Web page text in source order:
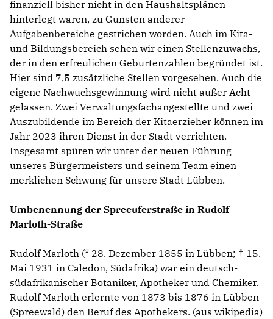
finanziell bisher nicht in den Haushaltsplänen
hinterlegt waren, zu Gunsten anderer
Aufgabenbereiche gestrichen worden. Auch im Kita-
und Bildungsbereich sehen wir einen Stellenzuwachs,
der in den erfreulichen Geburtenzahlen begründet ist.
Hier sind 7,5 zusätzliche Stellen vorgesehen. Auch die
eigene Nachwuchsgewinnung wird nicht außer Acht
gelassen. Zwei Verwaltungsfachangestellte und zwei
Auszubildende im Bereich der Kitaerzieher können im
Jahr 2023 ihren Dienst in der Stadt verrichten.
Insgesamt spüren wir unter der neuen Führung
unseres Bürgermeisters und seinem Team einen
merklichen Schwung für unsere Stadt Lübben.
Umbenennung der Spreeuferstraße in Rudolf
Marloth-Straße
Rudolf Marloth (* 28. Dezember 1855 in Lübben; † 15.
Mai 1931 in Caledon, Südafrika) war ein deutsch-
südafrikanischer Botaniker, Apotheker und Chemiker.
Rudolf Marloth erlernte von 1873 bis 1876 in Lübben
(Spreewald) den Beruf des Apothekers. (aus wikipedia)